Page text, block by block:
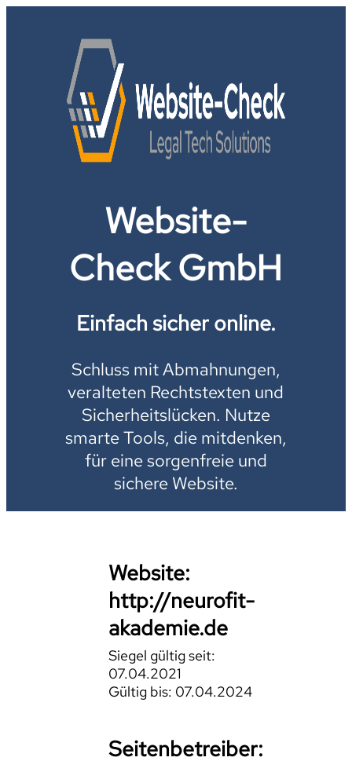
Website-
Check GmbH
Einfach sicher online.
Schluss mit Abmahnungen,
veralteten Rechtstexten und
Sicherheitslücken. Nutze
smarte Tools, die mitdenken,
für eine sorgenfreie und
sichere Website.
Website:
http://neurofit-
akademie.de
Siegel gültig seit:
07.04.2021
Gültig bis: 07.04.2024
Seitenbetreiber: